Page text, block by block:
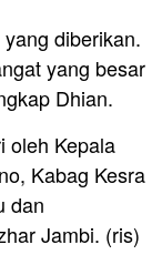
diberikan.
yang besar
Dhian.
oleh Kepala
Kabag Kesra
dan
Jambi. (ris)